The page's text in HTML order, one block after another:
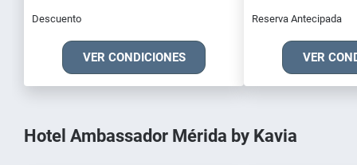
Descuento
VER CONDICIONES
Reserva Antecipada
VER
Hotel Ambassador Mérida by Kavia